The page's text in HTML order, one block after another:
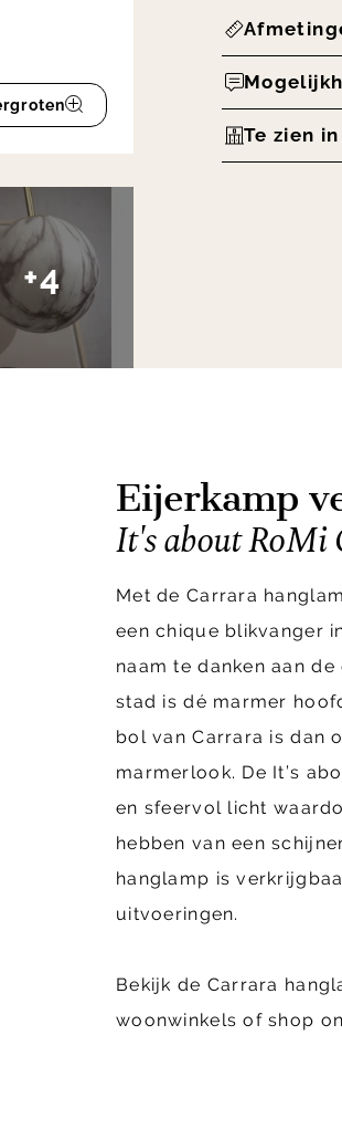
+4
Te zien
Eijerkamp
It's about RoMi
Met de Carrara
een chique blikvanger
naam te danken aan
stad is dé marmer
bol van Carrara is dan
marmerlook. De It’s
en sfeervol licht
hebben van een
hanglamp is
uitvoeringen.
Bekijk de Carrara
woonwinkels of shop